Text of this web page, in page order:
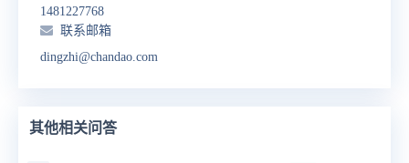
1481227768
联系邮箱
dingzhi@chandao.com
其他相关问答